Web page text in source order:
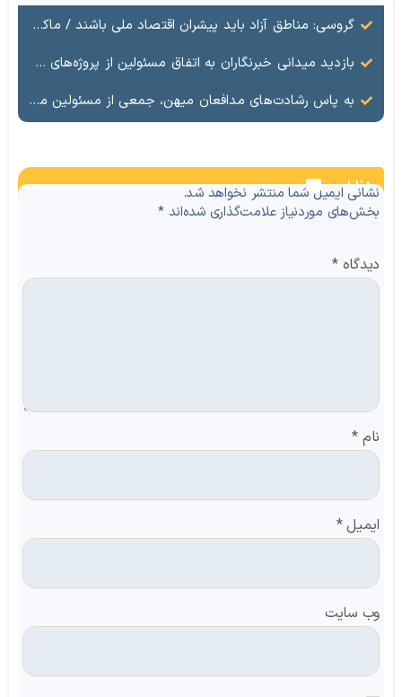
گروسی: مناطق آزاد باید پیشران اقتصاد ملی باشند / ماکو در مسیر گشایش اقتصادی و تکمیل زیرساخت‌ها
بازدید میدانی خبرنگاران به اتفاق مسئولین از پروژه‌های مرزی
به پاس رشادت‌های مدافعان میهن، جمعی از‌‌ مسئولین منطقه آزاد ماکو با حضور در منزل احمدرضا حسن‌زاده، جانباز سرافراز شهرک ارس، از صبر و ایستادگی این خانواده معظم تجلیل کردند.
نظرات
نشانی ایمیل شما منتشر نخواهد شد.
بخش‌های موردنیاز علامت‌گذاری شده‌اند*
دیدگاه*
نام *
ایمیل*
وب‌ سایت